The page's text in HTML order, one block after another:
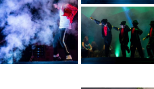
_dsc5472-mejorado-
sr.jpg